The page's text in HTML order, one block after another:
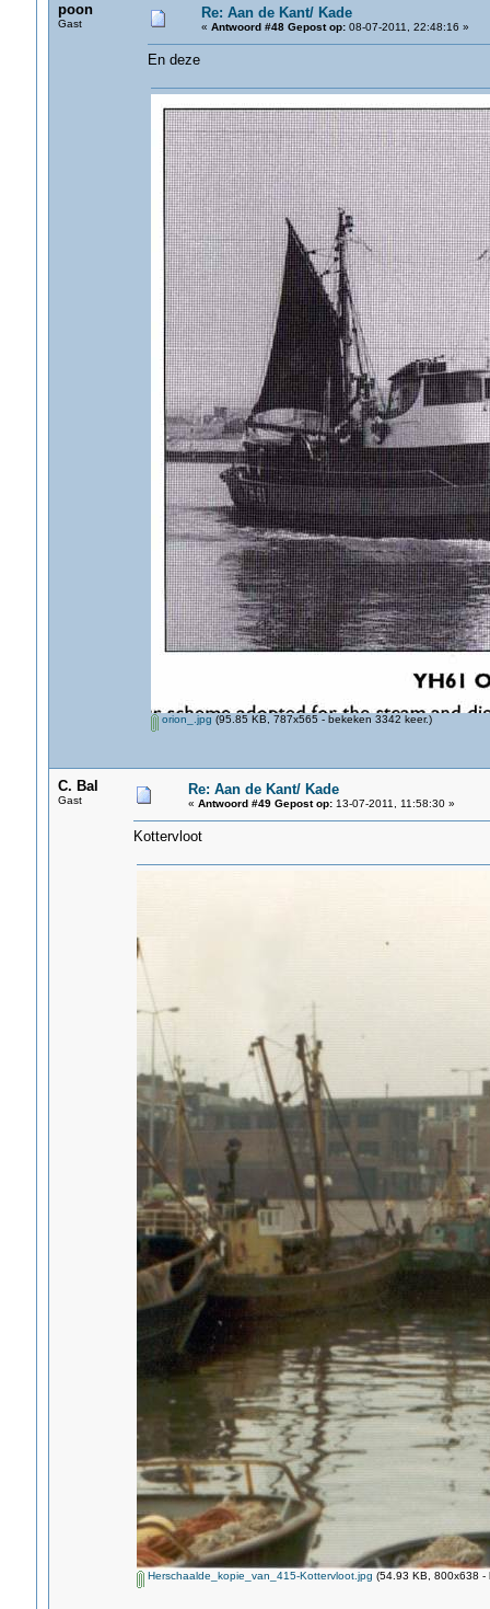
poon
Gast
Re: Aan de Kant/ Kade
« Antwoord #48 Gepost op:08-07-2011, 22:48:16 »
En deze
orion_.jpg (95.85 KB, 787x565 - bekeken 3342 keer.)
C. Bal
Gast
Re: Aan de Kant/ Kade
« Antwoord #49 Gepost op:13-07-2011, 11:58:30 »
Kottervloot
Herschaalde_kopie_van_415-Kottervloot.jpg (54.93 KB, 800x638 -